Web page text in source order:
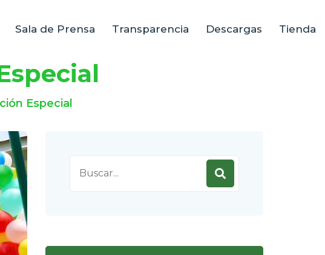
Sala de Prensa Transparencia Descargas Tienda
Especial
for: